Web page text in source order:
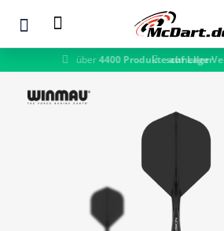
Zum Hauptinhalt springenschneller Versand